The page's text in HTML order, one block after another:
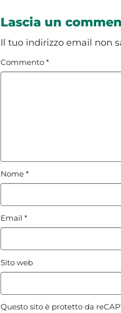
Lascia un
Il tuo indirizzo email non
Commento *
Nome *
Email *
Sito web
Questo sito è protetto da